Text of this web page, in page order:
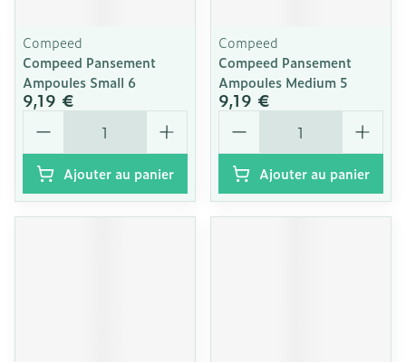
Compeed
Compeed Pansement
Ampoules Small 6
9,19 €
Quantité
Ajouter au panier
Compeed
Compeed Pansement
Ampoules Medium 5
9,19 €
Quantité
Ajouter au panier